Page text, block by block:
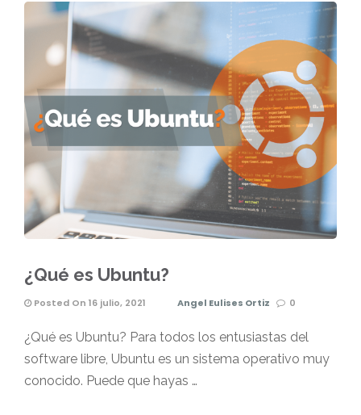
¿Qué es Ubuntu?
Posted On 16 julio, 2021 Angel Eulises Ortiz 0
¿Qué es Ubuntu? Para todos los entusiastas del
software libre, Ubuntu es un sistema operativo muy
conocido. Puede que hayas …